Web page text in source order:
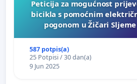
Peticija za mogućnost
bicikla s pomoćnim
pogonom u Žičari Sljeme
587 potpis(a)
25 Potpisi / 30 dan(a)
9 Jun 2025